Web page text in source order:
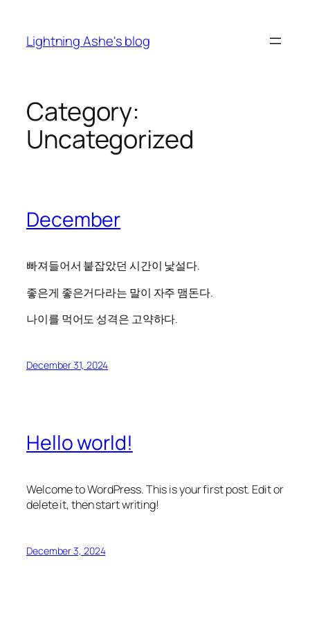
content
Lightning Ashe's blog
Category:
Uncategorized
December
빠져들어서 붙잡았던 시간이 낯설다.
좋은게 좋은거다라는 말이 자주 맴돈다.
나이를 먹어도 성격은 고약하다.
December 31, 2024
Hello world!
Welcome to WordPress. This is your first post. Edit or
delete it, then start writing!
December 3, 2024